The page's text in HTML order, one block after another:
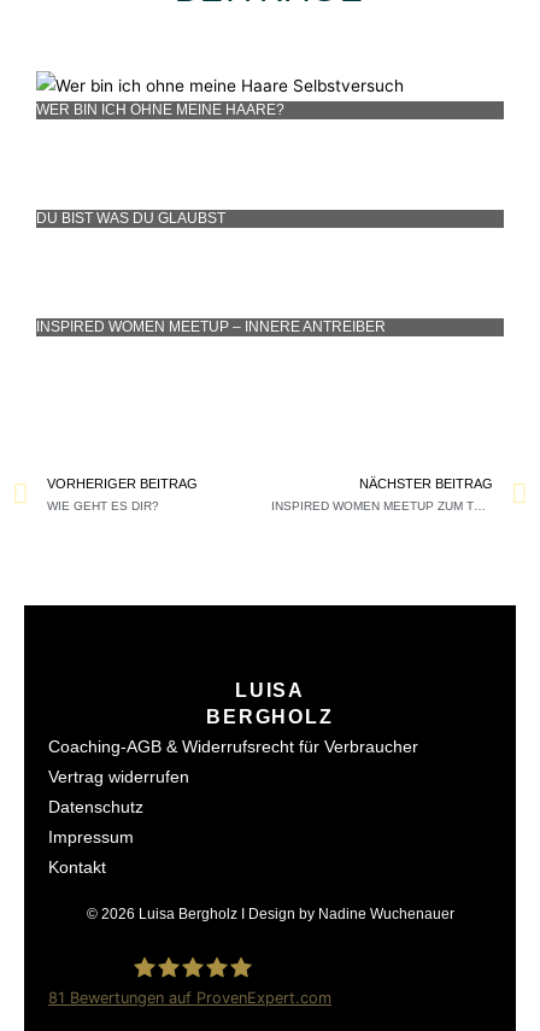
WER BIN ICH OHNE MEINE HAARE?
DU BIST WAS DU GLAUBST
INSPIRED WOMEN MEETUP – INNERE ANTREIBER
Zurück
VORHERIGER BEITRAG
WIE GEHT ES DIR?
NÄCHSTER BEITRAG
INSPIRED WOMEN MEETUP ZUM THEMA ALTER
LUISA
BERGHOLZ
Coaching-AGB & Widerrufsrecht für Verbraucher
Vertrag widerrufen
Datenschutz
Impressum
Kontakt
© 2026 Luisa Bergholz I Design by Nadine Wuchenauer
81 Bewertungen auf ProvenExpert.com